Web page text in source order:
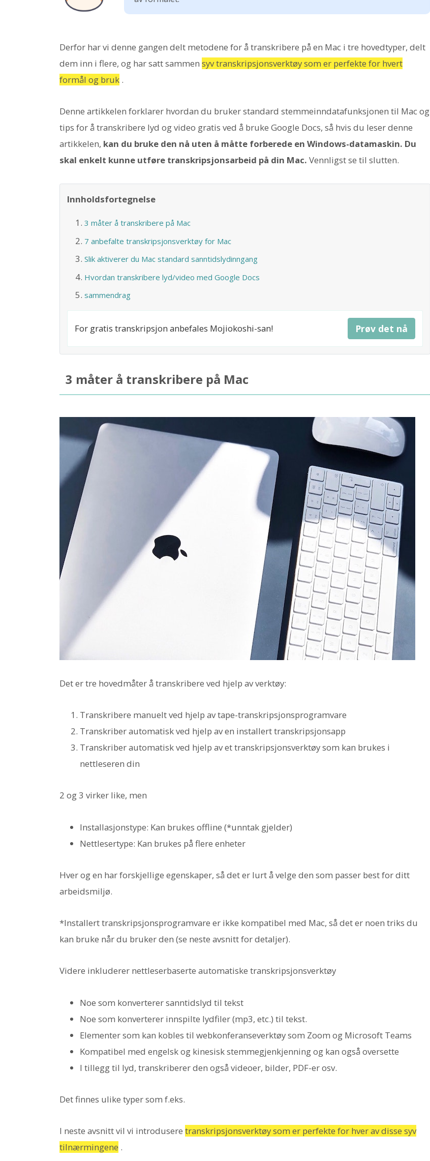
Derfor har vi denne gangen delt metodene for å transkribere på en Mac i tre hovedtyper, delt
dem inn i flere, og har satt sammen syv transkripsjonsverktøy som er perfekte for hvert
formål og bruk .
Denne artikkelen forklarer hvordan du bruker standard stemmeinndatafunksjonen til Mac og
tips for å transkribere lyd og video gratis ved å bruke Google Docs, så hvis du leser denne
artikkelen, kan du bruke den nå uten å måtte forberede en Windows-datamaskin. Du
skal enkelt kunne utføre transkripsjonsarbeid på din Mac. Vennligst se til slutten.
Innholdsfortegnelse
3 måter å transkribere på Mac
7 anbefalte transkripsjonsverktøy for Mac
Slik aktiverer du Mac standard sanntidslydinngang
Hvordan transkribere lyd/video med Google Docs
sammendrag
For gratis transkripsjon anbefales Mojiokoshi-san! Prøv det nå
3 måter å transkribere på Mac
Det er tre hovedmåter å transkribere ved hjelp av verktøy:
Transkribere manuelt ved hjelp av tape-transkripsjonsprogramvare
Transkriber automatisk ved hjelp av en installert transkripsjonsapp
Transkriber automatisk ved hjelp av et transkripsjonsverktøy som kan brukes i
nettleseren din
2 og 3 virker like, men
Installasjonstype: Kan brukes offline (*unntak gjelder)
Nettlesertype: Kan brukes på flere enheter
Hver og en har forskjellige egenskaper, så det er lurt å velge den som passer best for ditt
arbeidsmiljø.
*Installert transkripsjonsprogramvare er ikke kompatibel med Mac, så det er noen triks du
kan bruke når du bruker den (se neste avsnitt for detaljer).
Videre inkluderer nettleserbaserte automatiske transkripsjonsverktøy
Noe som konverterer sanntidslyd til tekst
Noe som konverterer innspilte lydfiler (mp3, etc.) til tekst.
Elementer som kan kobles til webkonferanseverktøy som Zoom og Microsoft Teams
Kompatibel med engelsk og kinesisk stemmegjenkjenning og kan også oversette
I tillegg til lyd, transkriberer den også videoer, bilder, PDF-er osv.
Det finnes ulike typer som f.eks.
I neste avsnitt vil vi introdusere transkripsjonsverktøy som er perfekte for hver av disse syv
tilnærmingene .